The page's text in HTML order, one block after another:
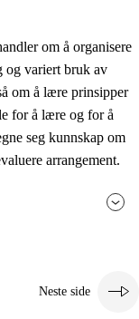
om å organisere
og variert bruk av
om å lære prinsipper
for å lære og for å
seg kunnskap om
arrangement.
Neste side